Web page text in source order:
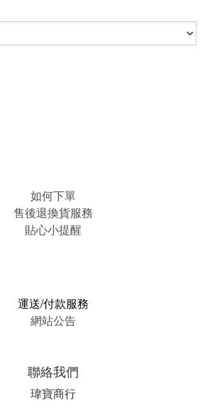
如何下單
售後退換貨服務
貼心小提醒
運送/付款服務
網站公告
聯絡我們
瑋寶商行